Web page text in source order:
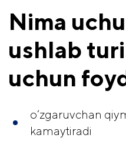
Nima
ushlab
uchun
o‘zgaruvchan
kamaytiradi